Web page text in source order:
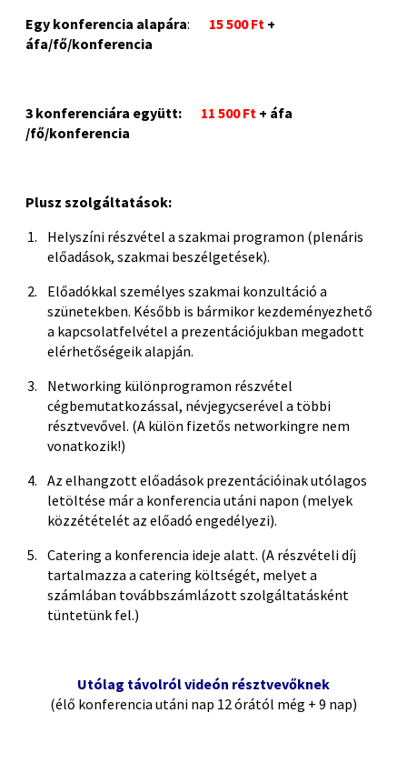
Egy konferencia alapára: 15 500 Ft +
áfa/fő/konferencia
3 konferenciára együtt: 11 500 Ft + áfa
/fő/konferencia
Plusz szolgáltatások:
Helyszíni részvétel a szakmai programon (plenáris
előadások, szakmai beszélgetések).
Előadókkal személyes szakmai konzultáció a
szünetekben. Később is bármikor kezdeményezhető
a kapcsolatfelvétel a prezentációjukban megadott
elérhetőségeik alapján.
Networking különprogramon részvétel
cégbemutatkozással, névjegycserével a többi
résztvevővel. (A külön fizetős networkingre nem
vonatkozik!)
Az elhangzott előadások prezentációinak utólagos
letöltése már a konferencia utáni napon (melyek
közzétételét az előadó engedélyezi).
Catering a konferencia ideje alatt. (A részvételi díj
tartalmazza a catering költségét, melyet a
számlában továbbszámlázott szolgáltatásként
tüntetünk fel.)
Utólag távolról videón résztvevőknek
(élő konferencia utáni nap 12 órától még + 9 nap)